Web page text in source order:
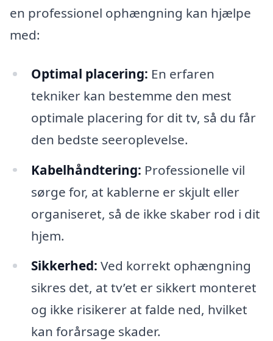
en professionel ophængning kan hjælpe
med:
Optimal placering: En erfaren
tekniker kan bestemme den mest
optimale placering for dit tv, så du får
den bedste seeroplevelse.
Kabelhåndtering: Professionelle vil
sørge for, at kablerne er skjult eller
organiseret, så de ikke skaber rod i dit
hjem.
Sikkerhed: Ved korrekt ophængning
sikres det, at tv’et er sikkert monteret
og ikke risikerer at falde ned, hvilket
kan forårsage skader.